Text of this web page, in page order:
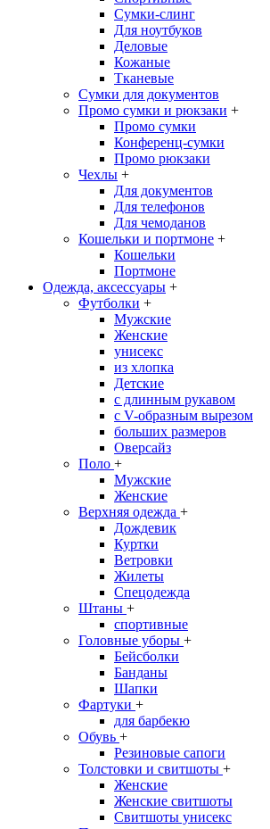
Сумки-слинг
Для ноутбуков
Деловые
Кожаные
Тканевые
Сумки для документов
Промо сумки и рюкзаки +
Промо сумки
Конференц-сумки
Промо рюкзаки
Чехлы +
Для документов
Для телефонов
Для чемоданов
Кошельки и портмоне +
Кошельки
Портмоне
Одежда, аксессуары +
Футболки +
Мужские
Женские
унисекс
из хлопка
Детские
с длинным рукавом
с V-образным вырезом
больших размеров
Оверсайз
Поло +
Мужские
Женские
Верхняя одежда +
Дождевик
Куртки
Ветровки
Жилеты
Спецодежда
Штаны +
спортивные
Головные уборы +
Бейсболки
Банданы
Шапки
Фартуки +
для барбекю
Обувь +
Резиновые сапоги
Толстовки и свитшоты +
Женские
Женские свитшоты
Свитшоты унисекс